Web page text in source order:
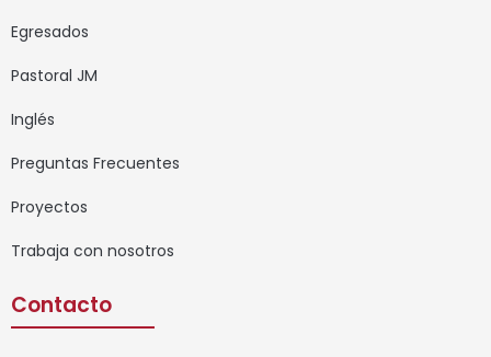
Egresados
Pastoral JM
Inglés
Preguntas Frecuentes
Proyectos
Trabaja con nosotros
Contacto